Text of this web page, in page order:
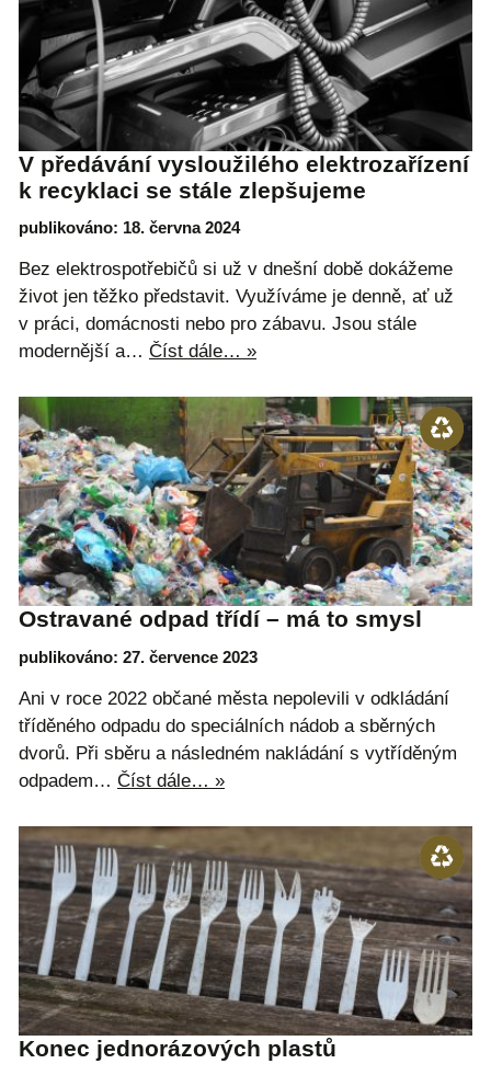
V předávání vysloužilého elektrozařízení
k recyklaci se stále zlepšujeme
publikováno: 18. června 2024
Bez elektrospotřebičů si už v dnešní době dokážeme
život jen těžko představit. Využíváme je denně, ať už
v práci, domácnosti nebo pro zábavu. Jsou stále
modernější a… Číst dále… »
Ostravané odpad třídí – má to smysl
publikováno: 27. července 2023
Ani v roce 2022 občané města nepolevili v odkládání
tříděného odpadu do speciálních nádob a sběrných
dvorů. Při sběru a následném nakládání s vytříděným
odpadem… Číst dále… »
Konec jednorázových plastů